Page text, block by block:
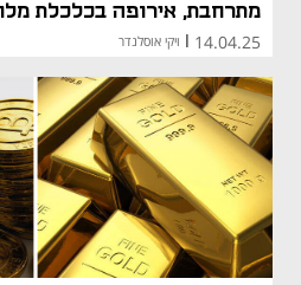
מתרחבת, אירופה בכלכלת
14.04.25 ויקי אוסלנדר